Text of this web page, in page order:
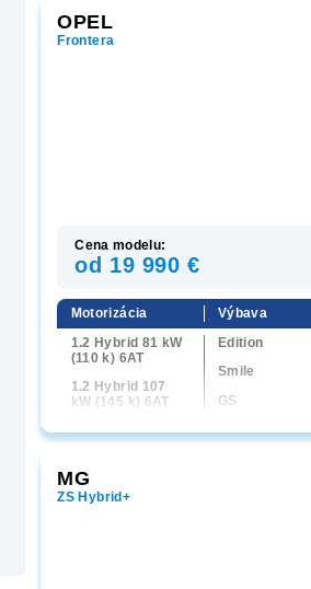
OPEL
Frontera
Cena modelu:
od 19 990 €
Motorizácia
1.2 Hybrid 81 kW
(110 k) 6AT
1.2 Hybrid 107
kW (145 k) 6AT
Výbava
Edition
Smile
GS
Ultimate
MG
ZS Hybrid+